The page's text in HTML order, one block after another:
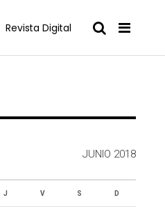
Revista Digital
JUNIO 2018
J V S D